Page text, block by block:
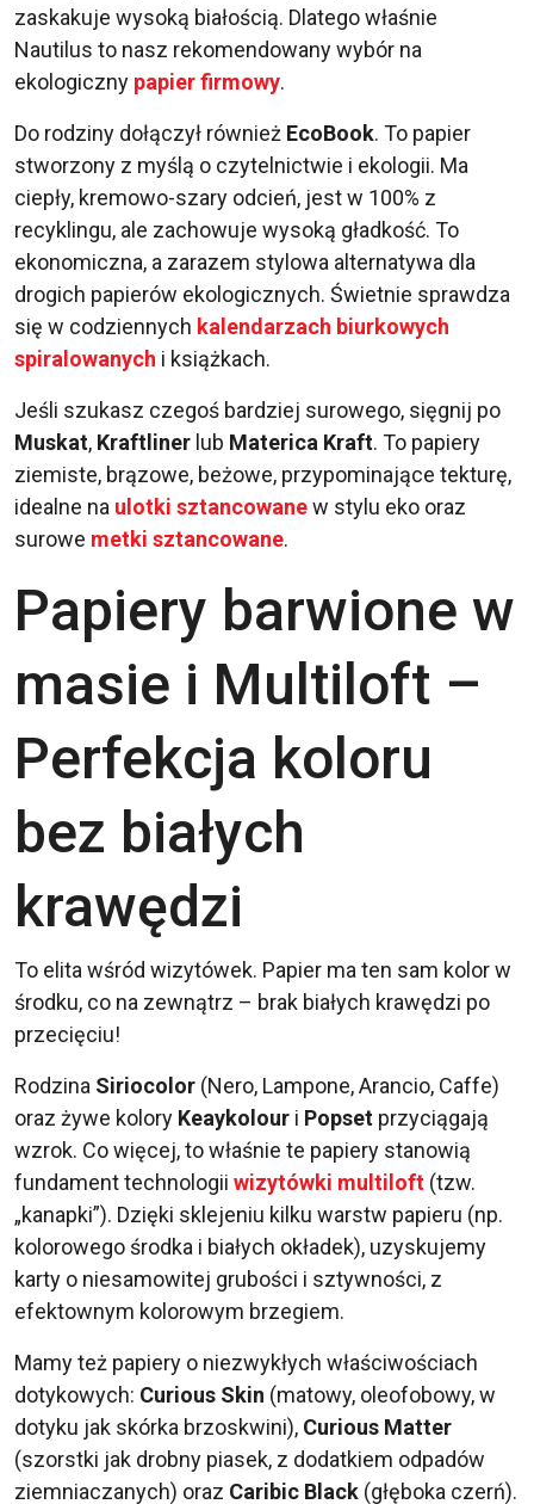
zaskakuje wysoką białością. Dlatego właśnie
Nautilus to nasz rekomendowany wybór na
ekologiczny papier firmowy.
Do rodziny dołączył również EcoBook. To papier
stworzony z myślą o czytelnictwie i ekologii. Ma
ciepły, kremowo-szary odcień, jest w 100% z
recyklingu, ale zachowuje wysoką gładkość. To
ekonomiczna, a zarazem stylowa alternatywa dla
drogich papierów ekologicznych. Świetnie sprawdza
się w codziennych kalendarzach biurkowych
spiralowanych i książkach.
Jeśli szukasz czegoś bardziej surowego, sięgnij po
Muskat, Kraftliner lub Materica Kraft. To papiery
ziemiste, brązowe, beżowe, przypominające tekturę,
idealne na ulotki sztancowanew stylu eko oraz
surowe metki sztancowane.
Papiery barwione w
masie i Multiloft –
Perfekcja koloru
bez białych
krawędzi
To elita wśród wizytówek. Papier ma ten sam kolor w
środku, co na zewnątrz – brak białych krawędzi po
przecięciu!
Rodzina Siriocolor (Nero, Lampone, Arancio, Caffe)
oraz żywe kolory Keaykolour i Popset przyciągają
wzrok. Co więcej, to właśnie te papiery stanowią
fundament technologii wizytówki multiloft (tzw.
„kanapki”). Dzięki sklejeniu kilku warstw papieru (np.
kolorowego środka i białych okładek), uzyskujemy
karty o niesamowitej grubości i sztywności, z
efektownym kolorowym brzegiem.
Mamy też papiery o niezwykłych właściwościach
dotykowych: Curious Skin (matowy, oleofobowy, w
dotyku jak skórka brzoskwini), Curious Matter
(szorstki jak drobny piasek, z dodatkiem odpadów
ziemniaczanych) oraz Caribic Black (głęboka czerń).